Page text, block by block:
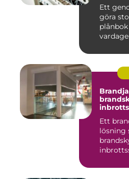
Ett
göra
Brandjalusi
Ett
lösning